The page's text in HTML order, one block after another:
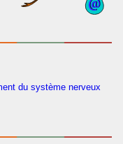
du système nerveux